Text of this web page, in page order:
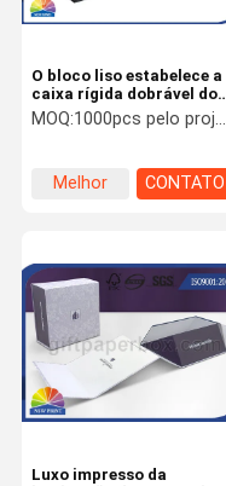
O bloco liso estabelece a
caixa rígida dobrável do
fechamento magnético
MOQ:1000pcs pelo projeto/tamanho
Melhor
CONTATO
Luxo impresso da